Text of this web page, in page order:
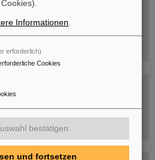
...hinter GSI und FAIR.
Informationen
erforderlich)
Cookies
bestätigen
und fortsetzen